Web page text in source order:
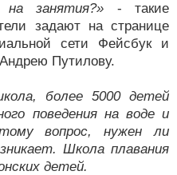
занятия?» - такие
задают на странице
сети Фейсбук и
Путилову.
более 5000 детей
поведения на воде и
вопрос, нужен ли
Школа плавания
детей.